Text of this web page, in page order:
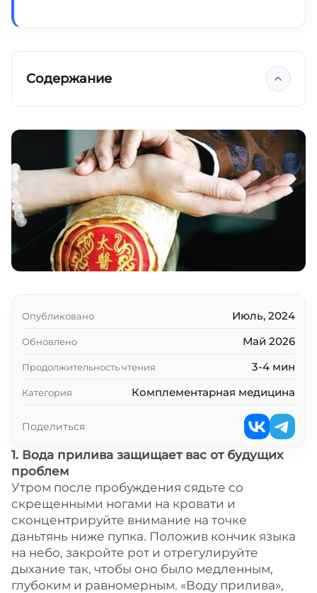
Содержание
1. Вода прилива защищает вас от будущих
проблем
Утром после пробуждения сядьте со
скрещенными ногами на кровати и
сконцентрируйте внимание на точке
даньтянь ниже пупка. Положив кончик языка
на небо, закройте рот и отрегулируйте
дыхание так, чтобы оно было медленным,
глубоким и равномерным. «Воду прилива»,
Опубликовано Июль, 2024
Обновлено Май 2026
Продолжительность чтения 3-4 мин
Категория Комплементарная медицина
Поделиться